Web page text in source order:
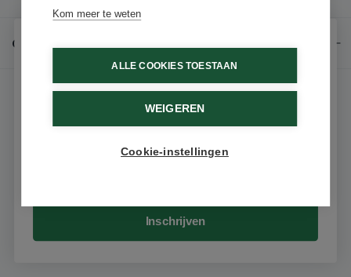
Contact
9.6 / 10 (531 beoordelingen)
Kom meer te weten
ALLE COOKIES TOESTAAN
WEIGEREN
Cookie-instellingen
Schrijf je in voor onze nieuwsbrief
Ontvang als eerste de beste aanbiedingen en persoonlijk
advies
Inschrijven